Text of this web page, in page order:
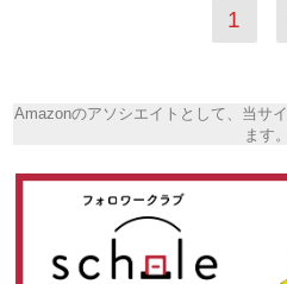
1
Amazonのアソシエイトとして、当サ
ます。